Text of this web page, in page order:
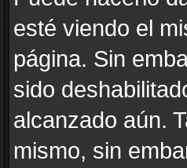
esté viendo el
página. Sin
sido
alcanzado aún.
mismo, sin